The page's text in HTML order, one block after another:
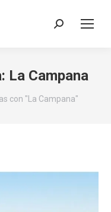
Buscar:
La Campana
con "La Campana"